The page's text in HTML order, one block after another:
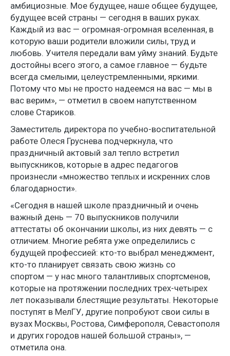
амбициозные. Мое будущее, наше общее будущее,
будущее всей страны — сегодня в ваших руках.
Каждый из вас — огромная-огромная вселенная, в
которую ваши родители вложили силы, труд и
любовь. Учителя передали вам уйму знаний. Будьте
достойны всего этого, а самое главное — будьте
всегда смелыми, целеустремленными, яркими.
Потому что мы не просто надеемся на вас — мы в
вас верим», — отметил в своем напутственном
слове Стариков.
Заместитель директора по учебно-воспитательной
работе Олеся Груснева подчеркнула, что
праздничный актовый зал тепло встретил
выпускников, которые в адрес педагогов
произнесли «множество теплых и искренних слов
благодарности».
«Сегодня в нашей школе праздничный и очень
важный день — 70 выпускников получили
аттестаты об окончании школы, из них девять — с
отличием. Многие ребята уже определились с
будущей профессией: кто-то выбрал менеджмент,
кто-то планирует связать свою жизнь со
спортом — у нас много талантливых спортсменов,
которые на протяжении последних трех-четырех
лет показывали блестящие результаты. Некоторые
поступят в МелГУ, другие попробуют свои силы в
вузах Москвы, Ростова, Симферополя, Севастополя
и других городов нашей большой страны», —
отметила она.